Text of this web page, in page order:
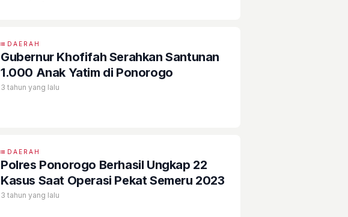
DAERAH
Gubernur Khofifah Serahkan Santunan
1.000 Anak Yatim di Ponorogo
3 tahun yang lalu
DAERAH
Polres Ponorogo Berhasil Ungkap 22
Kasus Saat Operasi Pekat Semeru 2023
3 tahun yang lalu